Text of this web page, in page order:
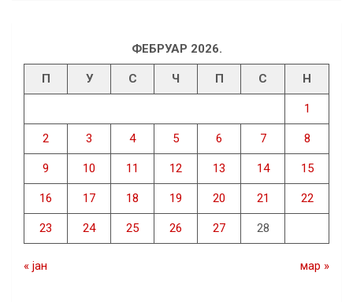
ФЕБРУАР 2026.
П У С Ч П С Н
1
2 3 4 5 6 7 8
9 10 11 12 13 14 15
16 17 18 19 20 21 22
23 24 25 26 27 28
« јан мар »